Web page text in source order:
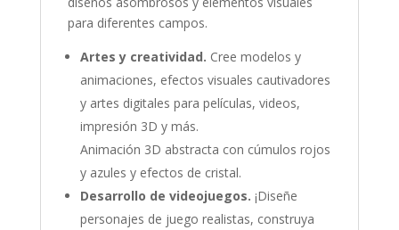
para diferentes campos.
Artes y creatividad. Cree modelos y
animaciones, efectos visuales cautivadores
y artes digitales para películas, videos,
impresión 3D y más.
Animación 3D abstracta con cúmulos rojos
y azules y efectos de cristal.
Desarrollo de videojuegos. ¡Diseñe
personajes de juego realistas, construya